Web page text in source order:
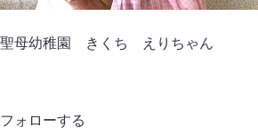
聖母幼稚園 きくち えりちゃん
フォローする